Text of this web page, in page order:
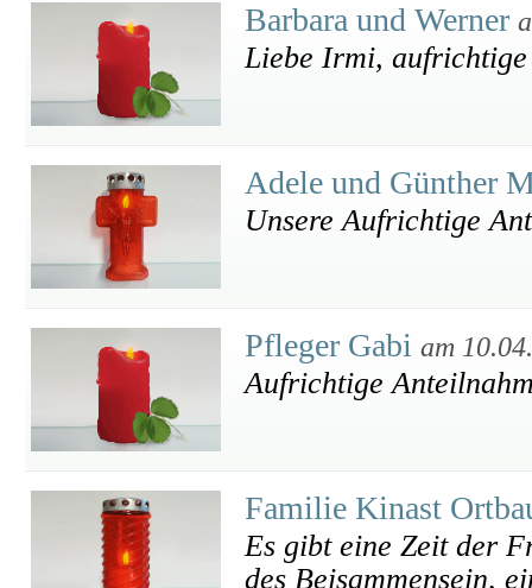
Barbara und Werner
Liebe Irmi,
Adele und Günther
Unsere Aufrichtige
Pfleger Gabi am
Aufrichtige
Familie Kinast
Es gibt eine Zeit der
des Beisammensein,